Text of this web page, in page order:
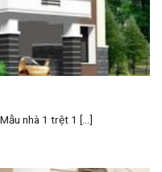
nhà 1 trệt 1 [...]